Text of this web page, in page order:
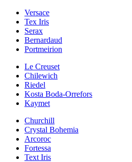
Versace
Tex Iris
Serax
Bernardaud
Portmeirion
Le Creuset
Chilewich
Riedel
Kosta Boda-Orrefors
Kaymet
Churchill
Crystal Bohemia
Arcoroc
Fortessa
Text Iris